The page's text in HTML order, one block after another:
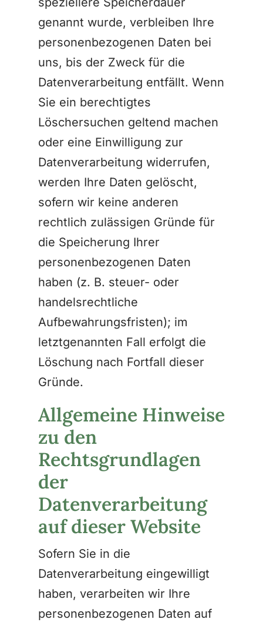
genannt wurde, verbleiben Ihre
personenbezogenen Daten bei
uns, bis der Zweck für die
Datenverarbeitung entfällt. Wenn
Sie ein berechtigtes
Löschersuchen geltend machen
oder eine Einwilligung zur
Datenverarbeitung widerrufen,
werden Ihre Daten gelöscht,
sofern wir keine anderen
rechtlich zulässigen Gründe für
die Speicherung Ihrer
personenbezogenen Daten
haben (z. B. steuer- oder
handelsrechtliche
Aufbewahrungsfristen); im
letztgenannten Fall erfolgt die
Löschung nach Fortfall dieser
Gründe.
Allgemeine Hinweise
zu den
Rechtsgrundlagen
der
Datenverarbeitung
auf dieser Website
Sofern Sie in die
Datenverarbeitung eingewilligt
haben, verarbeiten wir Ihre
personenbezogenen Daten auf